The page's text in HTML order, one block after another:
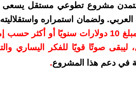
مشروع تطوعي مستقل يسعى
العربي. ولضمان استمراره
بدعمكم بمبلغ 10 دولارات سنويًا أو
ليبقى صوتًا قويًا للفكر اليساري
في دعم هذا المشروع.